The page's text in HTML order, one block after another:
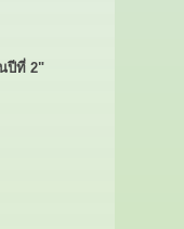
ปีที่ 2"